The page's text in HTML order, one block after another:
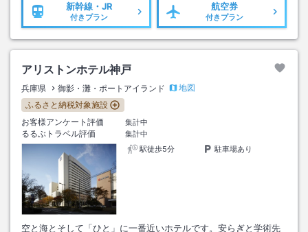
新幹線・JR
付きプラン
航空券
付きプラン
アリストンホテル神戸
兵庫県 御影・灘・ポートアイランド
地図
ふるさと納税対象施設
お客様アンケート評価
集計中
るるぶトラベル評価
集計中
駅徒歩5分
駐車場あり
空と海とそして「ひと」に一番近いホテルです。安らぎと学術先